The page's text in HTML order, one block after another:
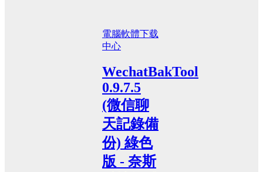
電腦軟體下载
中心
WechatBakTool
0.9.7.5
(微信聊
天記錄備
份) 綠色
版 - 奈斯